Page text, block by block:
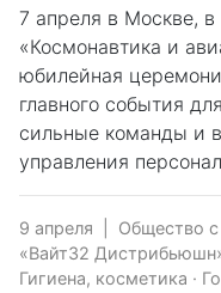
7 апреля в Москве, в
«Космонавтика и
юбилейная
главного события
сильные команды и
управления
9 апреля
Общество с
«Вайт32
Гигиена, косметика ·